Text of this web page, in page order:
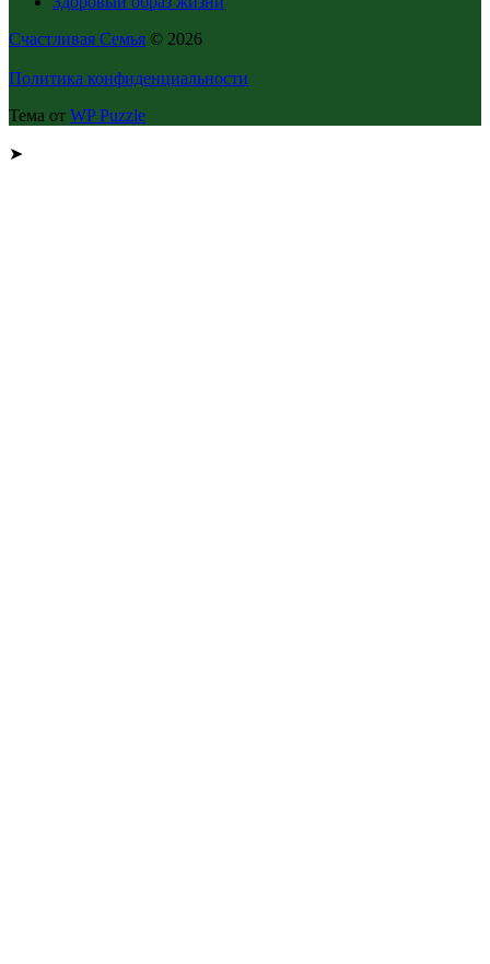
Счастливая Семья © 2026
Политика конфиденциальности
Тема от WP Puzzle
➤